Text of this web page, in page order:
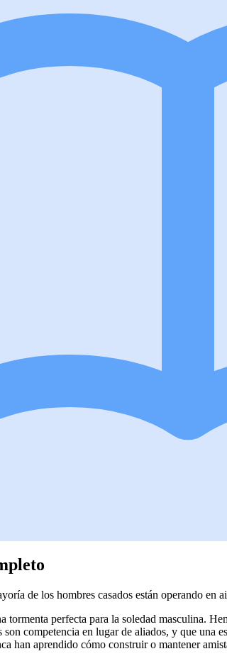
de los hombres casados están operando en
tormenta perfecta para la soledad masculina.
competencia en lugar de aliados, y que una
han aprendido cómo construir o mantener